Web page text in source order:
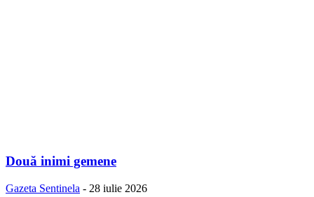
Două inimi gemene
Gazeta Sentinela - 28 iulie 2026